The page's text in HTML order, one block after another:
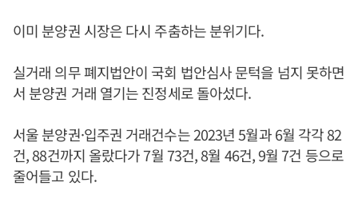
이미 분양권 시장은 다시 주춤하는 분위기다.
실거래 의무 폐지법안이 국회 법안심사 문턱을 넘지 못하면
서 분양권 거래 열기는 진정세로 돌아섰다.
서울 분양권·입주권 거래건수는 2023년 5월과 6월 각각 82
건, 88건까지 올랐다가 7월 73건, 8월 46건, 9월 7건 등으로
줄어들고 있다.